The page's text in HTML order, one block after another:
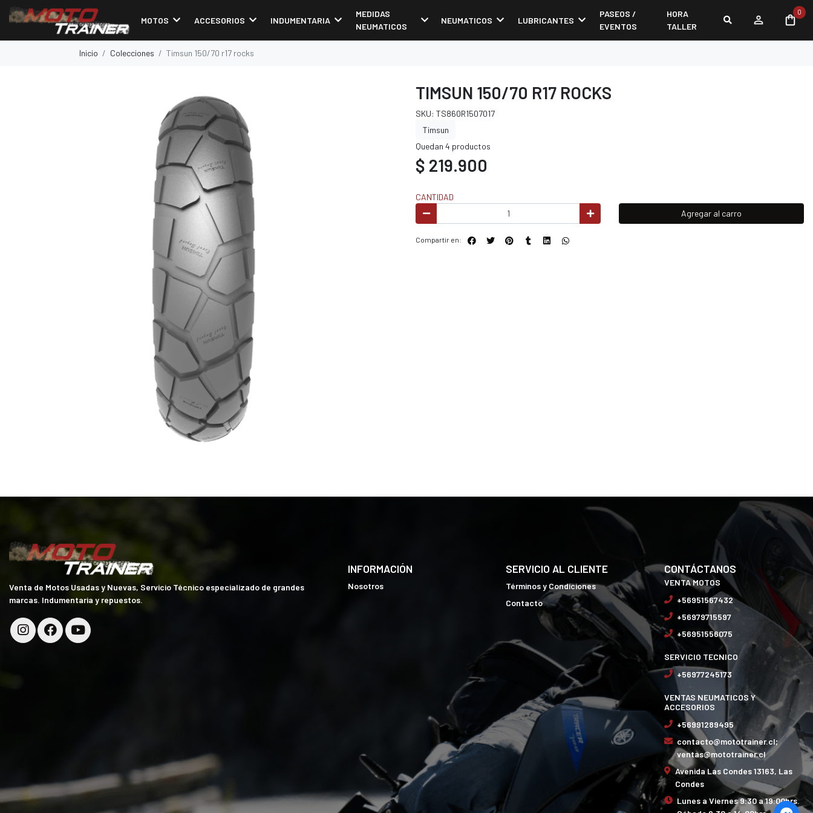
MOTOS ACCESORIOS INDUMENTARIA
MEDIDAS
NEUMATICOS
NEUMATICOS LUBRICANTES
PASEOS /
EVENTOS
HORA
TALLER
0
Inicio Colecciones Timsun 150/70 r17 rocks
TIMSUN 150/70 R17 ROCKS
SKU: TS860R1507017
Timsun
Quedan 4 productos
$ 219.900
CANTIDAD
Agregar al carro
Compartir en:
Venta de Motos Usadas y Nuevas, Servicio Técnico especializado de grandes
marcas. Indumentaria y repuestos.
INFORMACIÓN
Nosotros
SERVICIO AL CLIENTE
Términos y Condiciones
Contacto
CONTÁCTANOS
VENTA MOTOS
+56951567432
+56979715597
+56951556075
SERVICIO TECNICO
+56977245173
VENTAS NEUMATICOS Y
ACCESORIOS
+56991289495
contacto@mototrainer.cl;
ventas@mototrainer.cl
Avenida Las Condes 13163, Las
Condes
Lunes a Viernes 9:30 a 19:00hrs.